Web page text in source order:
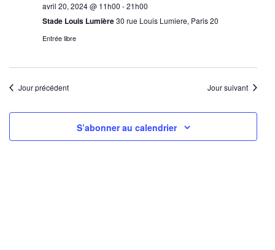
avril 20, 2024 @ 11h00 -21h00
Stade Louis Lumière30 rue Louis Lumiere, Paris 20
Entrée libre
Jour précédent Jour suivant
S’abonner au calendrier